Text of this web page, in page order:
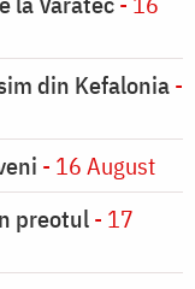
din Kefalonia-
- 16 August
preotul- 17